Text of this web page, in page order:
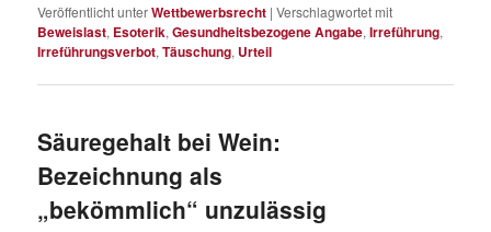
Veröffentlicht unterWettbewerbsrecht |Verschlagwortet mit
Beweislast, Esoterik,Gesundheitsbezogene Angabe,Irreführung,
Irreführungsverbot,Täuschung, Urteil
Säuregehalt bei Wein:
Bezeichnung als
„bekömmlich“ unzulässig